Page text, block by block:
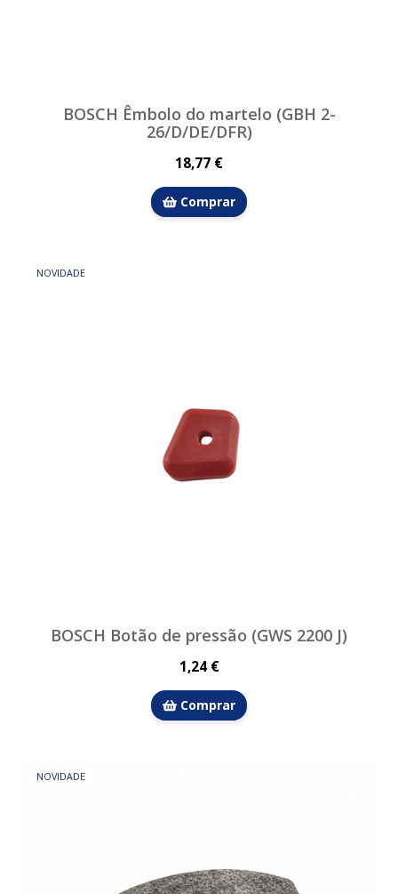
BOSCH Êmbolo do martelo (GBH 2-
26/D/DE/DFR)
18,77 €
Comprar
NOVIDADE
BOSCH Botão de pressão (GWS 2200 J)
1,24 €
Comprar
NOVIDADE